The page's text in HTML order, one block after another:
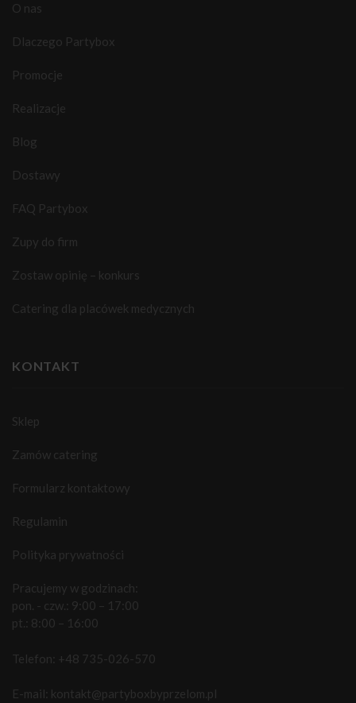
O nas
Dlaczego Partybox
Promocje
Realizacje
Blog
Dostawy
FAQ Partybox
Zupy do firm
Zostaw opinię – konkurs
Catering dla placówek medycznych
KONTAKT
Sklep
Zamów catering
Formularz kontaktowy
Regulamin
Polityka prywatności
Pracujemy w godzinach:
pon. - czw.: 9:00 – 17:00
pt.: 8:00 – 16:00
Telefon: +48 735-026-570
E-mail: kontakt@partyboxbyprzelom.pl